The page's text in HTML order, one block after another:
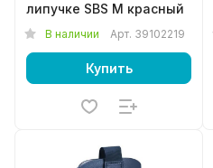
липучке SBS M красный
В наличии Арт. 39102219
Купить